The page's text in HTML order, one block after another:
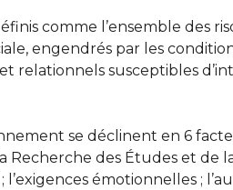
comme l’ensemble des
engendrés par les
relationnels susceptibles
se déclinent en 6
Recherche des Études et de
l’exigences émotionnelles ;